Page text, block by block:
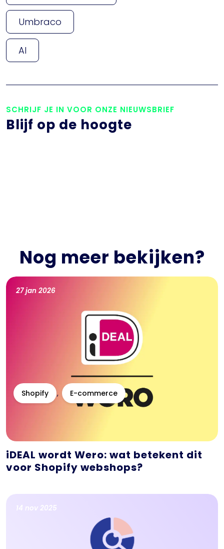
Umbraco
AI
SCHRIJF JE IN VOOR ONZE NIEUWSBRIEF
Blijf op de hoogte
Nog meer bekijken?
iDEAL wordt Wero: wat betekent dit
voor Shopify webshops?
27 jan 2026
Shopify E-commerce
14 nov 2025